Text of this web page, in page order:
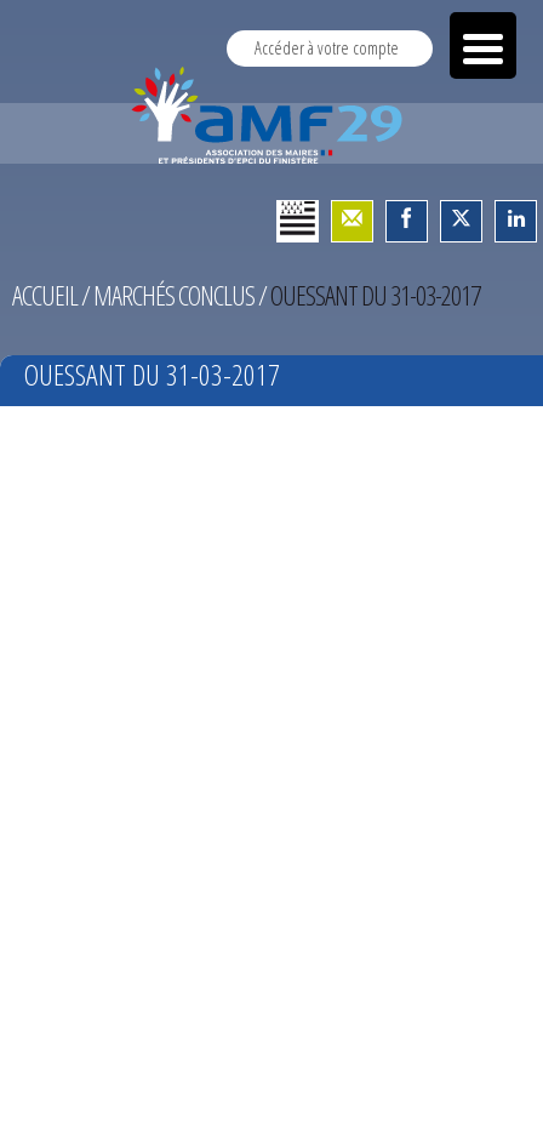
Accéder à votre compte
ACCUEIL/MARCHÉS CONCLUS/OUESSANT DU 31-03-2017
OUESSANT DU 31-03-2017